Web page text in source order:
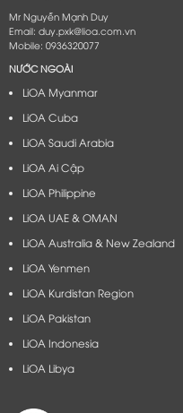
Mr Nguyễn Mạnh Duy
Email: duy.pxk@lioa.com.vn
Mobile: 0936320077
NƯỚC NGOÀI
LiOA Myanmar
LiOA Cuba
LiOA Saudi Arabia
LiOA Ai Cập
LiOA Philippine
LiOA UAE & OMAN
LiOA Australia & New Zealand
LiOA Yenmen
LiOA Kurdistan Region
LiOA Pakistan
LiOA Indonesia
LiOA Libya